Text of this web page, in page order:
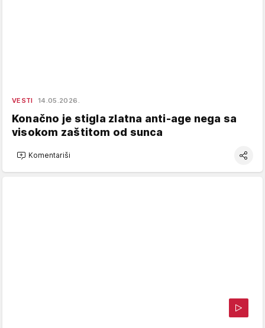
VESTI 14.05.2026.
Konačno je stigla zlatna anti-age nega sa
visokom zaštitom od sunca
Komentariši